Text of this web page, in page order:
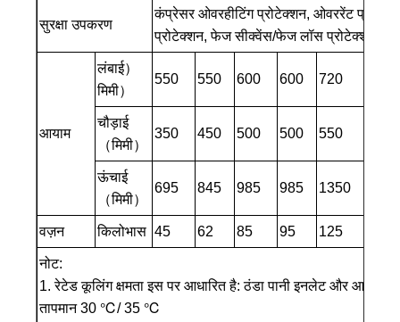
सुरक्षा उपकरण
कंप्रेसर ओवरहीटिंग प्रोटेक्शन, ओवररेंट
प्रोटेक्शन, फेज सीक्वेंस/फेज लॉस प्रोटेक्शन, लो
आयाम
लंबाई）
मिमी）
550 550 600 600 720
चौड़ाई
（मिमी）
350 450 500 500 550
ऊंचाई
（मिमी）
695 845 985 985 1350
वज़न किलोभास 45 62 85 95 125
नोट:
1. रेटेड कूलिंग क्षमता इस पर आधारित है: ठंडा पानी इनलेट और
तापमान 30 ℃/ 35 ℃